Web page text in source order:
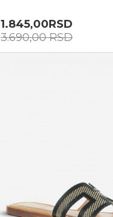
1.845,00RSD
3.690,00RSD